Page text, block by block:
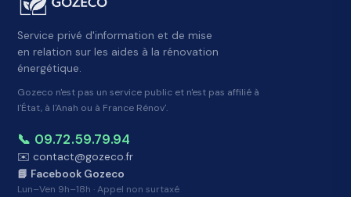
Service privé d'information et de mise
en relation sur les aides à la rénovation
énergétique.
Gozeco n'est pas un service public et n'est pas affilié à
l'État, à l'Anah ou à France Rénov'.
📞 09.72.59.79.94
✉️ contact@gozeco.fr
📘 Facebook Gozeco
Lun–Ven 9h–18h · Appel non surtaxé